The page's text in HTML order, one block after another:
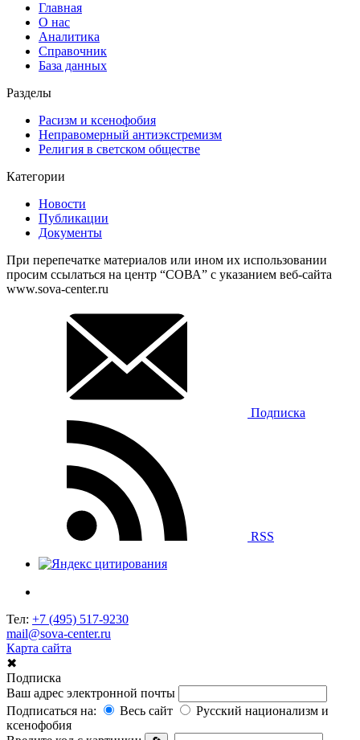
Главная
О нас
Аналитика
Справочник
База данных
Разделы
Расизм и ксенофобия
Неправомерный антиэкстремизм
Религия в светском обществе
Категории
Новости
Публикации
Документы
При перепечатке материалов или ином их использовании
просим ссылаться на центр “СОВА” с указанием веб-сайта
www.sova-center.ru
Подписка
RSS
Тел: +7 (495) 517-9230
mail@sova-center.ru
Карта сайта
✖
Подписка
Ваш адрес электронной почты
Подписаться на:
Весь сайт
Русский национализм и
ксенофобия